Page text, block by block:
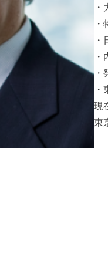
現
東